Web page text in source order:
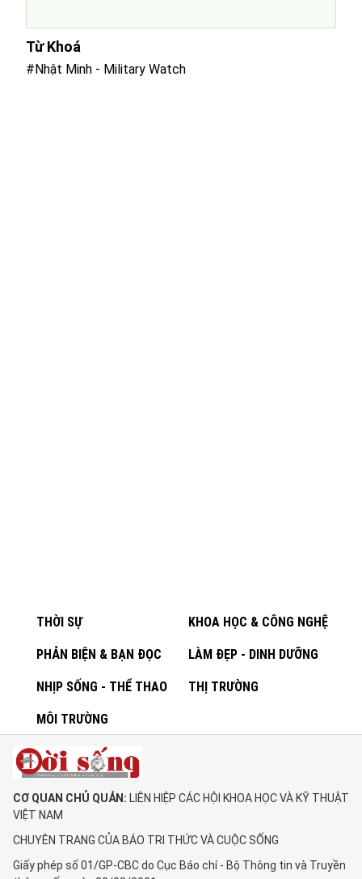
Từ Khoá
#Nhật Minh - Military Watch
THỜI SỰ KHOA HỌC & CÔNG NGHỆ
PHẢN BIỆN & BẠN ĐỌC LÀM ĐẸP - DINH DƯỠNG
NHỊP SỐNG - THỂ THAO THỊ TRƯỜNG
MÔI TRƯỜNG
CƠ QUAN CHỦ QUẢN: LIÊN HIỆP CÁC HỘI KHOA HỌC VÀ KỸ THUẬT
VIỆT NAM
CHUYÊN TRANG CỦA BÁO TRI THỨC VÀ CUỘC SỐNG
Giấy phép số 01/GP-CBC do Cục Báo chí - Bộ Thông tin và Truyền